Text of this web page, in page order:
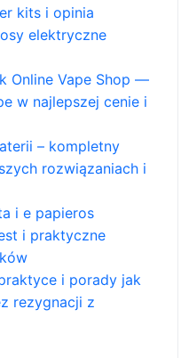
kits i opinia
elektryczne
Online Vape Shop —
w najlepszej cenie i
– kompletny
rozwiązaniach i
i e papieros
i praktyczne
i porady jak
rezygnacji z